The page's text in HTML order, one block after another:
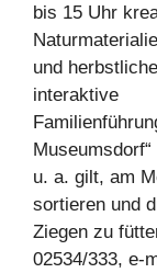
bis 15 Uhr
und
interaktive
u. a. gilt, am
sortieren und
Ziegen zu
02534/333, e-